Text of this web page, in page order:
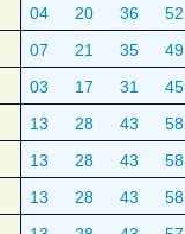
04 20 36 52
07 21 35 49
03 17 31 45
13 28 43 58
13 28 43 58
13 28 43 58